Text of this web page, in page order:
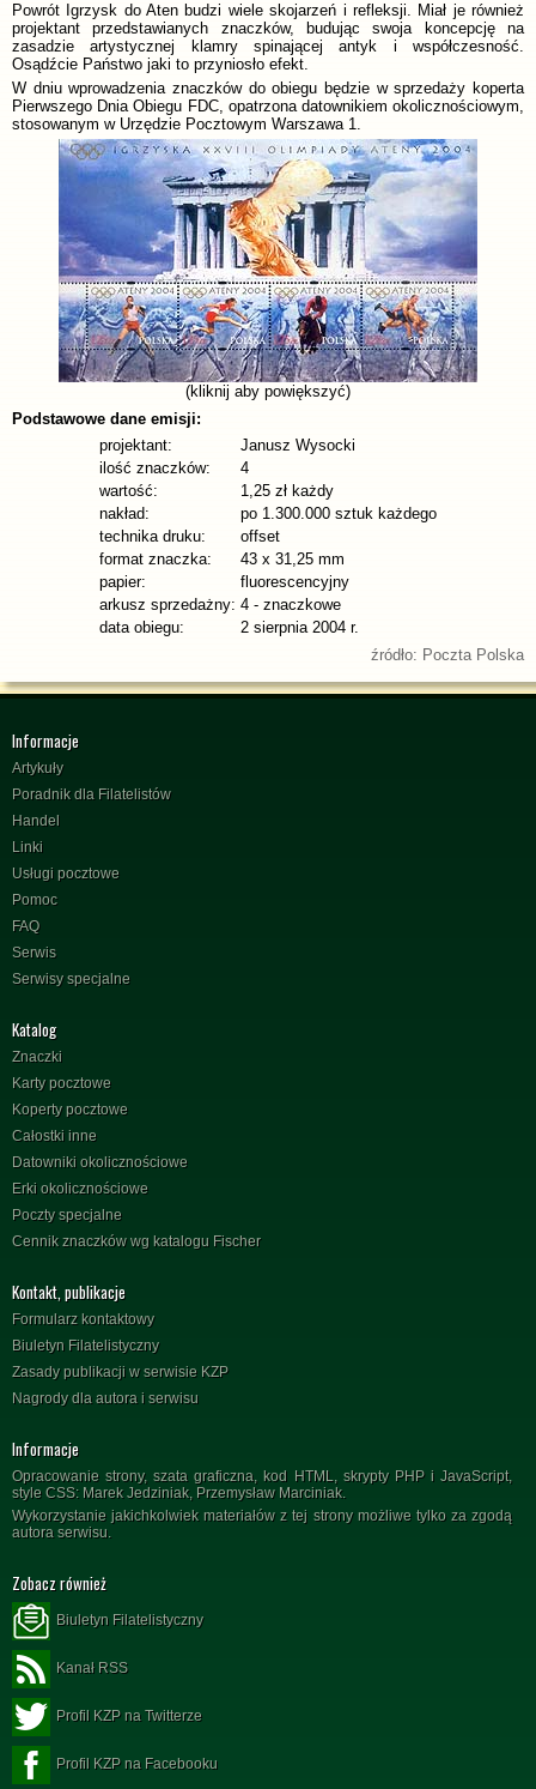
Powrót Igrzysk do Aten budzi wiele skojarzeń i refleksji. Miał je również
projektant przedstawianych znaczków, budując swoja koncepcję na
zasadzie artystycznej klamry spinającej antyk i współczesność.
Osądźcie Państwo jaki to przyniosło efekt.
W dniu wprowadzenia znaczków do obiegu będzie w sprzedaży koperta
Pierwszego Dnia Obiegu FDC, opatrzona datownikiem okolicznościowym,
stosowanym w Urzędzie Pocztowym Warszawa 1.
(kliknij aby powiększyć)
Podstawowe dane emisji:
projektant:
Janusz Wysocki
ilość znaczków:
4
wartość:
1,25 zł każdy
nakład:
po 1.300.000 sztuk każdego
technika druku:
offset
format znaczka:
43 x 31,25 mm
papier:
fluorescencyjny
arkusz sprzedażny: 4 - znaczkowe
data obiegu:
2 sierpnia 2004 r.
źródło: Poczta Polska
Informacje
Artykuły
Poradnik dla Filatelistów
Handel
Linki
Usługi pocztowe
Pomoc
FAQ
Serwis
Serwisy specjalne
Katalog
Znaczki
Karty pocztowe
Koperty pocztowe
Całostki inne
Datowniki okolicznościowe
Erki okolicznościowe
Poczty specjalne
Cennik znaczków wg katalogu Fischer
Kontakt, publikacje
Formularz kontaktowy
Biuletyn Filatelistyczny
Zasady publikacji w serwisie KZP
Nagrody dla autora i serwisu
Informacje
Opracowanie strony, szata graficzna, kod HTML, skrypty PHP i JavaScript,
style CSS: Marek Jedziniak, Przemysław Marciniak.
Wykorzystanie jakichkolwiek materiałów z tej strony możliwe tylko za zgodą
autora serwisu.
Zobacz również
Biuletyn Filatelistyczny
Kanał RSS
Profil KZP na Twitterze
Profil KZP na Facebooku